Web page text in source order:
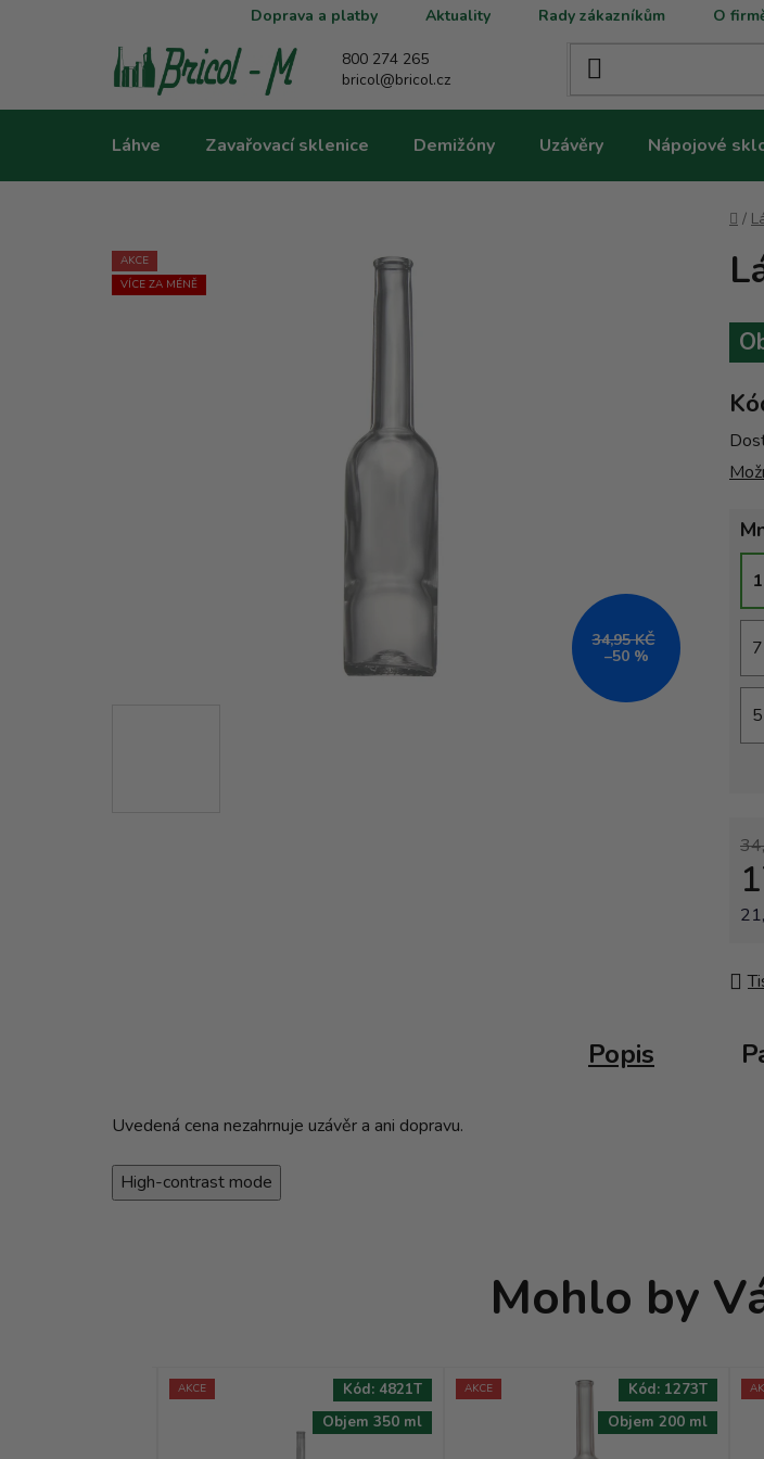
Doprava a platby Aktuality Rady zákazníkům O
800 274 265
bricol@bricol.cz
Láhve Zavařovací sklenice Demižóny Uzávěry Nápojové
/
AKCE
VÍCE ZA MÉNĚ
34,95 KČ
–50 %
Popis
Uvedená cena nezahrnuje uzávěr a ani dopravu.
High-contrast mode
Mohlo by
AKCE
Objem 350 ml
Kód: 4821T AKCE
Objem 200 ml
Kód: 1273T